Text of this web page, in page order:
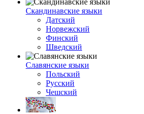
Скандинавские языки
Датский
Норвежский
Финский
Шведский
Славянские языки
Польский
Русский
Чешский